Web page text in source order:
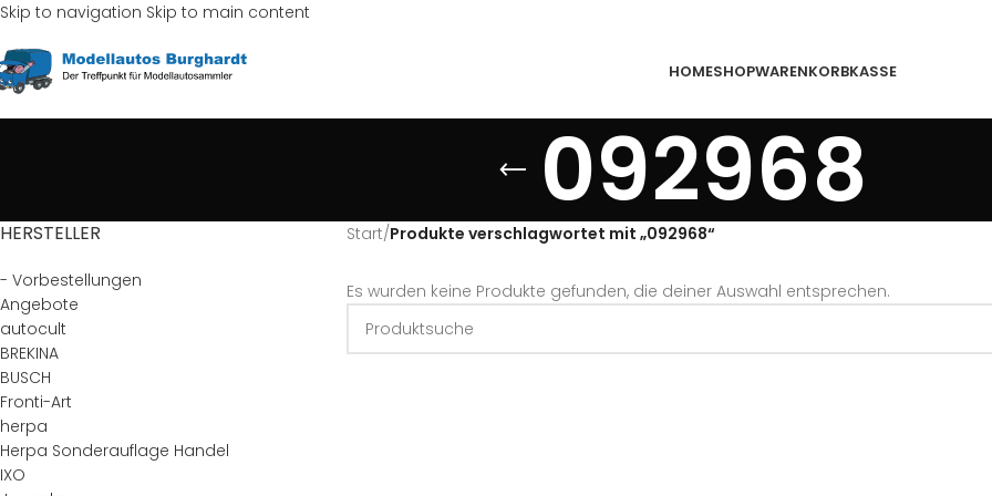
Skip to navigation Skip to main content
HOMESHOPWARENKORBKASSE
092968
HERSTELLER
- Vorbestellungen
Angebote
autocult
BREKINA
BUSCH
Fronti-Art
herpa
Herpa Sonderauflage Handel
IXO
Start/Produkte verschlagwortet mit „092968“
Es wurden keine Produkte gefunden, die deiner Auswahl entsprechen.